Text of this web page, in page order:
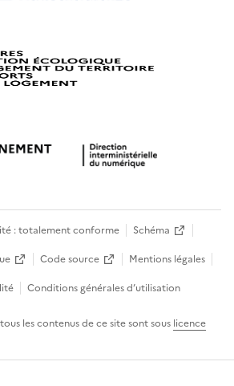
: totalement conforme
Schéma
Code source
Mentions légales
Conditions générales d’utilisation
les contenus de ce site sont sous licence